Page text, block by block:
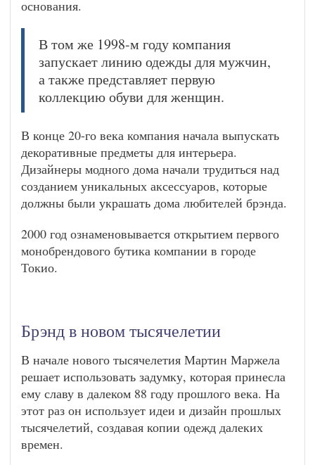
основания.
В том же 1998-м году компания
запускает линию одежды для мужчин,
а также представляет первую
коллекцию обуви для женщин.
В конце 20-го века компания начала выпускать
декоративные предметы для интерьера.
Дизайнеры модного дома начали трудиться над
созданием уникальных аксессуаров, которые
должны были украшать дома любителей брэнда.
2000 год ознаменовывается открытием первого
монобрендового бутика компании в городе
Токио.
Брэнд в новом тысячелетии
В начале нового тысячелетия Мартин Маржела
решает использовать задумку, которая принесла
ему славу в далеком 88 году прошлого века. На
этот раз он использует идеи и дизайн прошлых
тысячелетий, создавая копии одежд далеких
времен.